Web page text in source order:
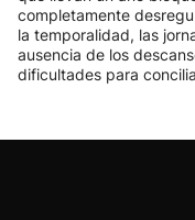
completamente
la temporalidad, las
ausencia de los
dificultades para